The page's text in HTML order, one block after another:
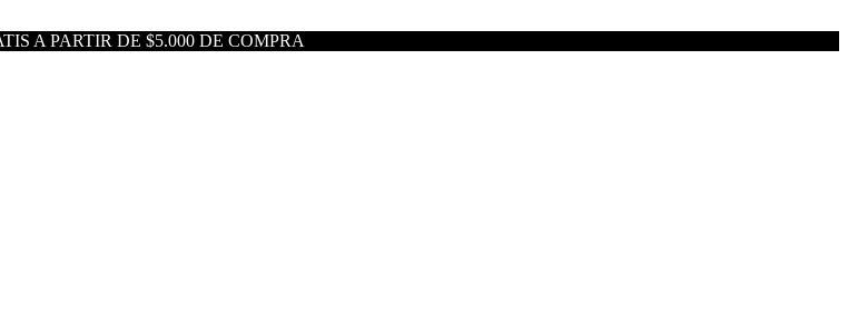
A PARTIR DE $5.000 DE COMPRA